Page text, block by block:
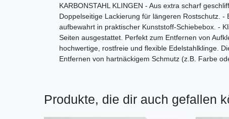
KARBONSTAHL KLINGEN - Aus extra scharf
Doppelseitige Lackierung für längeren Rostschutz.
aufbewahrt in praktischer Kunststoff-Schiebebox. -
Seiten ausgestattet. Perfekt zum Entfernen von
hochwertige, rostfreie und flexible Edelstahlklinge.
Entfernen von hartnäckigem Schmutz (z.B. Farbe
Produkte, die dir auch gefallen